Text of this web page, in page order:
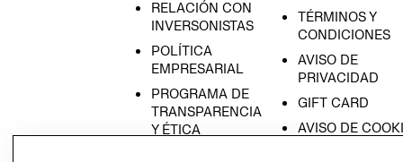
RELACIÓN CON
INVERSONISTAS
POLÍTICA
EMPRESARIAL
PROGRAMA DE
TRANSPARENCIA
Y ÉTICA
TÉRMINOS Y
CONDICIONES
AVISO DE
PRIVACIDAD
GIFT CARD
AVISO DE